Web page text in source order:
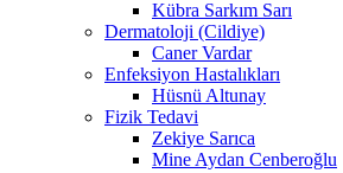
Kübra Sarkım Sarı
Dermatoloji (Cildiye)
Caner Vardar
Enfeksiyon Hastalıkları
Hüsnü Altunay
Fizik Tedavi
Zekiye Sarıca
Mine Aydan Cenberoğlu